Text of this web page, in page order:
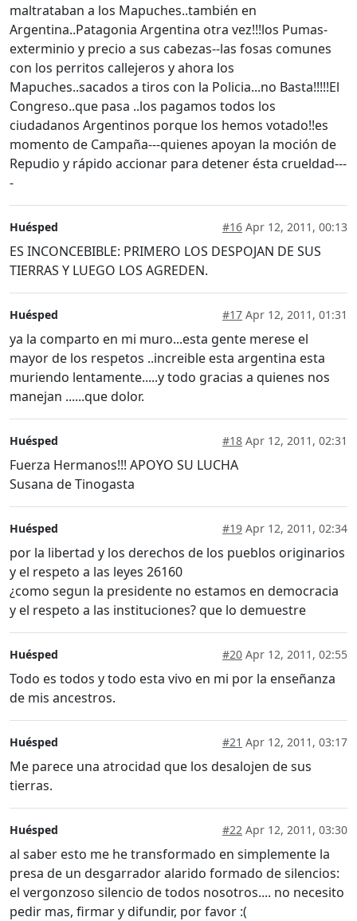
maltrataban a los Mapuches..también en
Argentina..Patagonia Argentina otra vez!!!los Pumas-
exterminio y precio a sus cabezas--las fosas comunes
con los perritos callejeros y ahora los
Mapuches..sacados a tiros con la Policia...no Basta!!!!!El
Congreso..que pasa ..los pagamos todos los
ciudadanos Argentinos porque los hemos votado!!es
momento de Campaña---quienes apoyan la moción de
Repudio y rápido accionar para detener ésta crueldad---
-
Huésped #16 Apr 12, 2011, 00:13
ES INCONCEBIBLE: PRIMERO LOS DESPOJAN DE SUS
TIERRAS Y LUEGO LOS AGREDEN.
Huésped #17 Apr 12, 2011, 01:31
ya la comparto en mi muro...esta gente merese el
mayor de los respetos ..increible esta argentina esta
muriendo lentamente.....y todo gracias a quienes nos
manejan ......que dolor.
Huésped #18 Apr 12, 2011, 02:31
Fuerza Hermanos!!! APOYO SU LUCHA
Susana de Tinogasta
Huésped #19 Apr 12, 2011, 02:34
por la libertad y los derechos de los pueblos originarios
y el respeto a las leyes 26160
¿como segun la presidente no estamos en democracia
y el respeto a las instituciones? que lo demuestre
Huésped #20 Apr 12, 2011, 02:55
Todo es todos y todo esta vivo en mi por la enseñanza
de mis ancestros.
Huésped #21 Apr 12, 2011, 03:17
Me parece una atrocidad que los desalojen de sus
tierras.
Huésped #22 Apr 12, 2011, 03:30
al saber esto me he transformado en simplemente la
presa de un desgarrador alarido formado de silencios:
el vergonzoso silencio de todos nosotros.... no necesito
pedir mas, firmar y difundir, por favor :(